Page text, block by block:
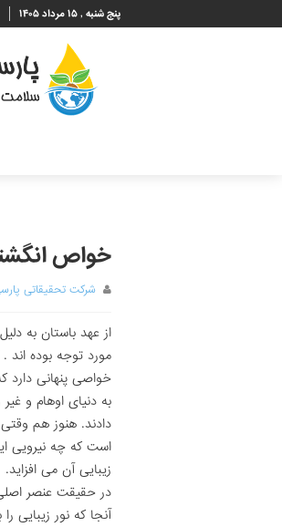
پنج شنبه , ۱۵ مرداد ۱۴۰۵
خواص
شرکت تحقیقاتی
از عهد باستان به
مورد توجه بوده
خواصى پنهانى
به دنیاى اوهام و
دادند. هنوز هم
است که چه نیرویى
زیبایى آن مى افزاید.
در حقیقت عنصر
آنجا که نور زیبایى